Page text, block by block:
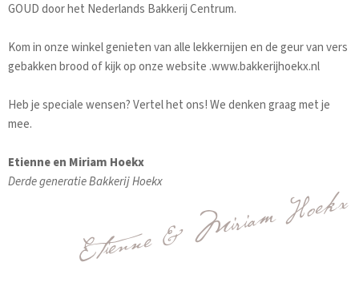
GOUD door het Nederlands Bakkerij Centrum.
Kom in onze winkel genieten van alle lekkernijen en de geur van vers
gebakken brood of kijk op onze website .www.bakkerijhoekx.nl
Heb je speciale wensen? Vertel het ons! We denken graag met je
mee.
Etienne en Miriam Hoekx
Derde generatie Bakkerij Hoekx
Etienne & Miriam Hoekx